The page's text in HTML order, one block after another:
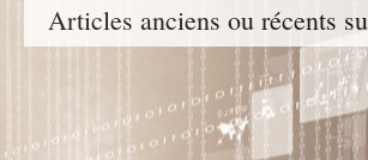
Articles anciens ou récents